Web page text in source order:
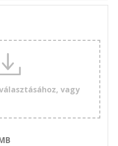
vagy